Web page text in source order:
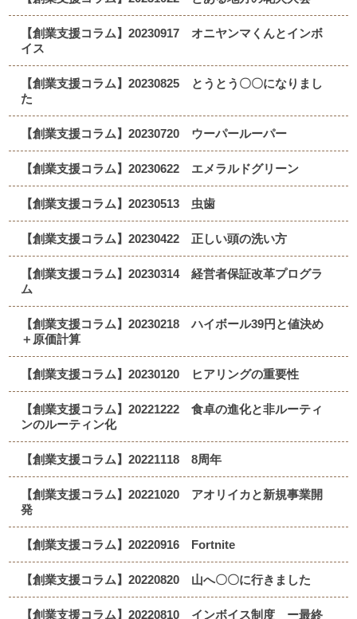
【創業支援コラム】20230917 オニヤンマくんとインボ
イス
【創業支援コラム】20230825 とうとう〇〇になりまし
た
【創業支援コラム】20230720 ウーパールーパー
【創業支援コラム】20230622 エメラルドグリーン
【創業支援コラム】20230513 虫歯
【創業支援コラム】20230422 正しい頭の洗い方
【創業支援コラム】20230314 経営者保証改革プログラ
ム
【創業支援コラム】20230218 ハイボール39円と値決め
＋原価計算
【創業支援コラム】20230120 ヒアリングの重要性
【創業支援コラム】20221222 食卓の進化と非ルーティ
ンのルーティン化
【創業支援コラム】20221118 8周年
【創業支援コラム】20221020 アオリイカと新規事業開
発
【創業支援コラム】20220916 Fortnite
【創業支援コラム】20220820 山へ〇〇に行きました
【創業支援コラム】20220810 インボイス制度 ー最終